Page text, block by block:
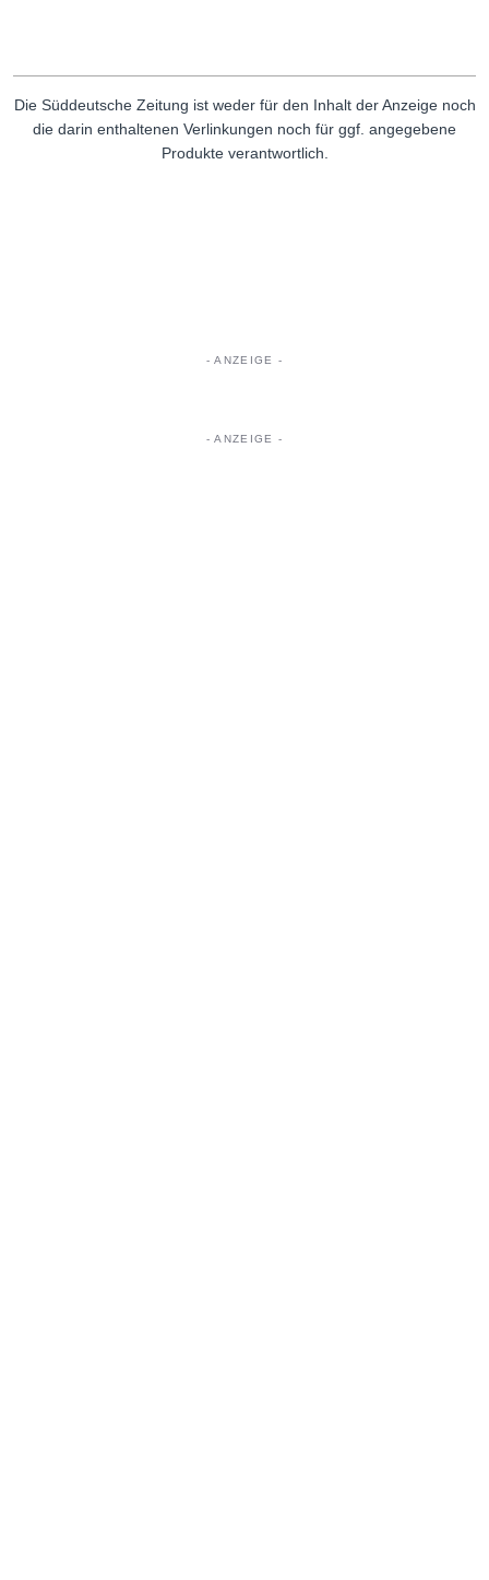
Die Süddeutsche Zeitung ist weder für den Inhalt der Anzeige noch
die darin enthaltenen Verlinkungen noch für ggf. angegebene
Produkte verantwortlich.